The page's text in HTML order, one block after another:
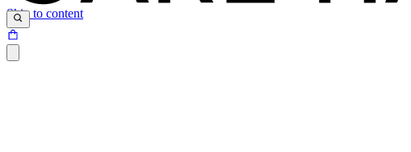
Skip to content